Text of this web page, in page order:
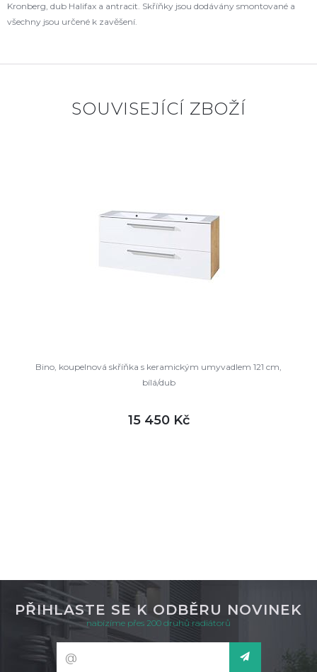
Kronberg, dub Halifax a antracit. Skříňky jsou dodávány smontované a
všechny jsou určené k zavěšení.
SOUVISEJÍCÍ ZBOŽÍ
Bino, koupelnová skříňka s keramickým umyvadlem 121 cm,
bílá/dub
15 450 Kč
PŘIHLASTE SE K ODBĚRU NOVINEK
nabízíme přes 200 druhů radiátorů